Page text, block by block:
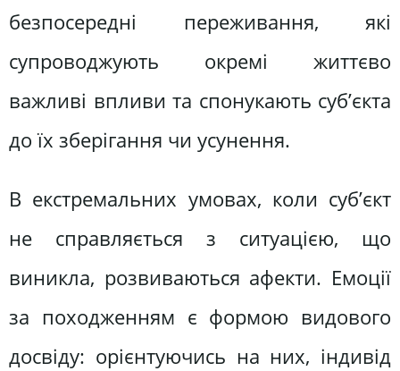
безпосередні переживання, які
супроводжують окремі життєво
важливі впливи та спонукають суб’єкта
до їх зберігання чи усунення.
В екстремальних умовах, коли суб’єкт
не справляється з ситуацією, що
виникла, розвиваються афекти. Емоції
за походженням є формою видового
досвіду: орієнтуючись на них, індивід